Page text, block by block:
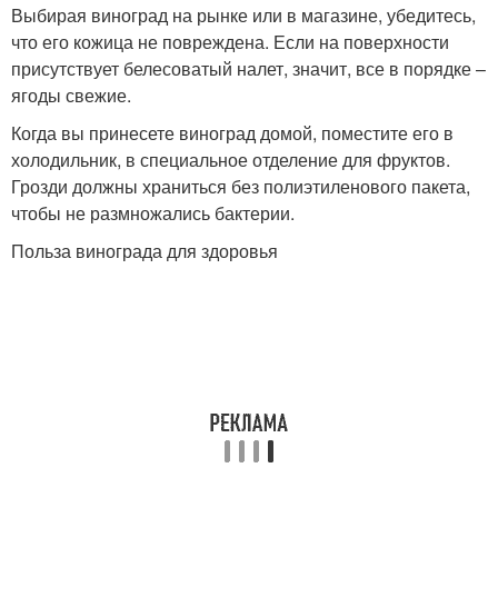
Выбирая виноград на рынке или в магазине, убедитесь,
что его кожица не повреждена. Если на поверхности
присутствует белесоватый налет, значит, все в порядке –
ягоды свежие.
Когда вы принесете виноград домой, поместите его в
холодильник, в специальное отделение для фруктов.
Грозди должны храниться без полиэтиленового пакета,
чтобы не размножались бактерии.
Польза винограда для здоровья